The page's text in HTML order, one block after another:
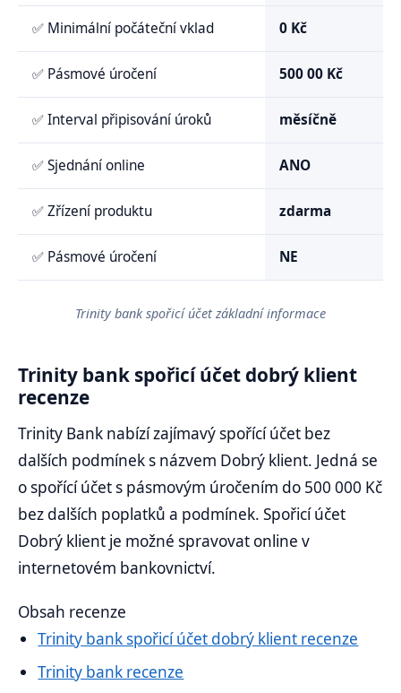
✅ Minimální počáteční vklad 0 Kč
✅ Pásmové úročení 500 00 Kč
✅ Interval připisování úroků měsíčně
✅ Sjednání online ANO
✅ Zřízení produktu zdarma
✅ Pásmové úročení NE
Trinity bank spořicí účet základní informace
Trinity bank spořicí účet dobrý klient
recenze
Trinity Bank nabízí zajímavý spořící účet bez
dalších podmínek s názvem Dobrý klient. Jedná se
o spořící účet s pásmovým úročením do 500 000 Kč
bez dalších poplatků a podmínek. Spořicí účet
Dobrý klient je možné spravovat online v
internetovém bankovnictví.
Obsah recenze
Trinity bank spořicí účet dobrý klient recenze
Trinity bank recenze